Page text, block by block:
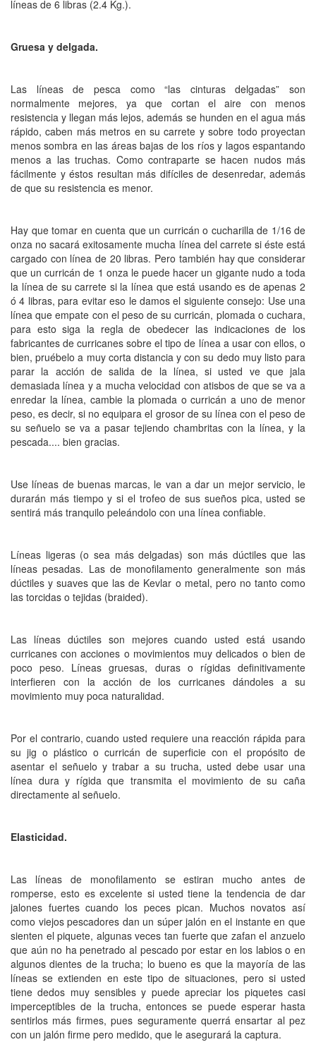
líneas de 6 libras (2.4 Kg.).
Gruesa y delgada.
Las líneas de pesca como “las cinturas delgadas” son
normalmente mejores, ya que cortan el aire con menos
resistencia y llegan más lejos, además se hunden en el agua más
rápido, caben más metros en su carrete y sobre todo proyectan
menos sombra en las áreas bajas de los ríos y lagos espantando
menos a las truchas. Como contraparte se hacen nudos más
fácilmente y éstos resultan más difíciles de desenredar, además
de que su resistencia es menor.
Hay que tomar en cuenta que un curricán o cucharilla de 1/16 de
onza no sacará exitosamente mucha línea del carrete si éste está
cargado con línea de 20 libras. Pero también hay que considerar
que un curricán de 1 onza le puede hacer un gigante nudo a toda
la línea de su carrete si la línea que está usando es de apenas 2
ó 4 libras, para evitar eso le damos el siguiente consejo: Use una
línea que empate con el peso de su curricán, plomada o cuchara,
para esto siga la regla de obedecer las indicaciones de los
fabricantes de curricanes sobre el tipo de línea a usar con ellos, o
bien, pruébelo a muy corta distancia y con su dedo muy listo para
parar la acción de salida de la línea, si usted ve que jala
demasiada línea y a mucha velocidad con atisbos de que se va a
enredar la línea, cambie la plomada o curricán a uno de menor
peso, es decir, si no equipara el grosor de su línea con el peso de
su señuelo se va a pasar tejiendo chambritas con la línea, y la
pescada.... bien gracias.
Use líneas de buenas marcas, le van a dar un mejor servicio, le
durarán más tiempo y si el trofeo de sus sueños pica, usted se
sentirá más tranquilo peleándolo con una línea confiable.
Líneas ligeras (o sea más delgadas) son más dúctiles que las
líneas pesadas. Las de monofilamento generalmente son más
dúctiles y suaves que las de Kevlar o metal, pero no tanto como
las torcidas o tejidas (braided).
Las líneas dúctiles son mejores cuando usted está usando
curricanes con acciones o movimientos muy delicados o bien de
poco peso. Líneas gruesas, duras o rígidas definitivamente
interfieren con la acción de los curricanes dándoles a su
movimiento muy poca naturalidad.
Por el contrario, cuando usted requiere una reacción rápida para
su jig o plástico o curricán de superficie con el propósito de
asentar el señuelo y trabar a su trucha, usted debe usar una
línea dura y rígida que transmita el movimiento de su caña
directamente al señuelo.
Elasticidad.
Las líneas de monofilamento se estiran mucho antes de
romperse, esto es excelente si usted tiene la tendencia de dar
jalones fuertes cuando los peces pican. Muchos novatos así
como viejos pescadores dan un súper jalón en el instante en que
sienten el piquete, algunas veces tan fuerte que zafan el anzuelo
que aún no ha penetrado al pescado por estar en los labios o en
algunos dientes de la trucha; lo bueno es que la mayoría de las
líneas se extienden en este tipo de situaciones, pero si usted
tiene dedos muy sensibles y puede apreciar los piquetes casi
imperceptibles de la trucha, entonces se puede esperar hasta
sentirlos más firmes, pues seguramente querrá ensartar al pez
con un jalón firme pero medido, que le asegurará la captura.